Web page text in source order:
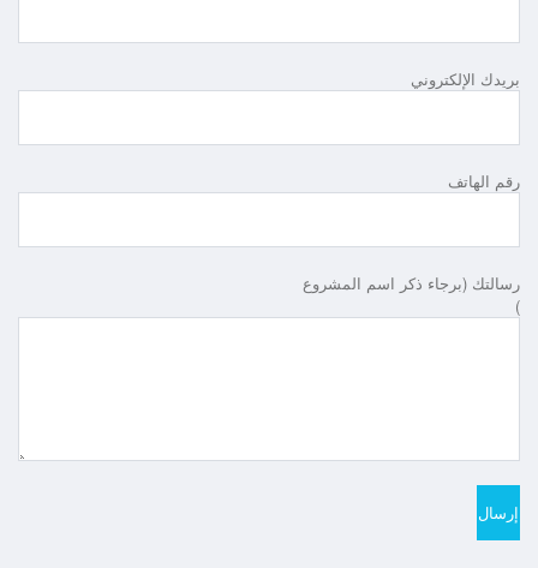
بريدك الإلكتروني
رقم الهاتف
رسالتك (برجاء ذكر اسم المشروع
)